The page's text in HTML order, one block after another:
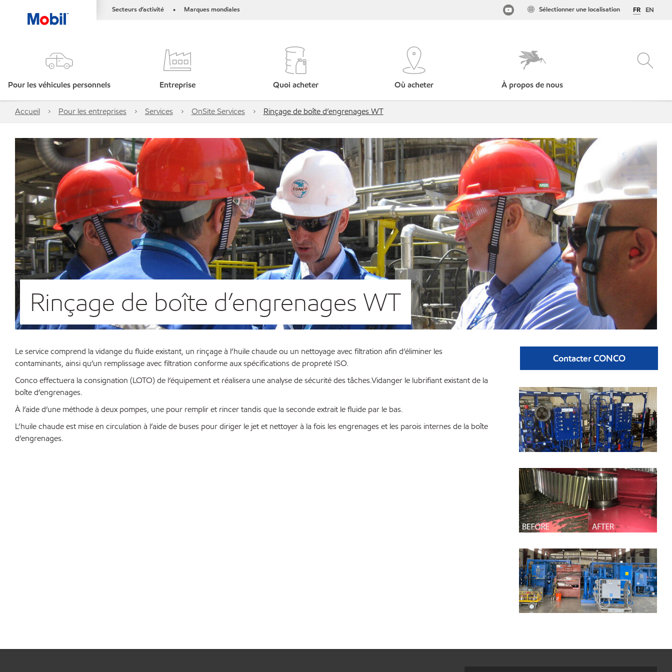
Secteurs d’activité • Marques mondiales FR EN
Sélectionner une localisation
Pour les véhicules personnels Entreprise Quoi acheter Où acheter À propos de nous
Accueil Pour les entreprises Services OnSite Services Rinçage de boîte d’engrenages WT
Rinçage de boîte d’engrenages WT
Le service comprend la vidange du fluide existant, un rinçage à l’huile chaude ou un nettoyage avec filtration afin d’éliminer les
contaminants, ainsi qu’un remplissage avec filtration conforme aux spécifications de propreté ISO.
Conco effectuera la consignation (LOTO) de l’équipement et réalisera une analyse de sécurité des tâches.Vidanger le lubrifiant existant de la
boîte d’engrenages.
À l’aide d’une méthode à deux pompes, une pour remplir et rincer tandis que la seconde extrait le fluide par le bas.
L’huile chaude est mise en circulation à l’aide de buses pour diriger le jet et nettoyer à la fois les engrenages et les parois internes de la boîte
d’engrenages.
Contacter CONCO